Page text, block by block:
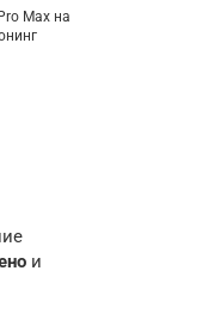
Max на
и